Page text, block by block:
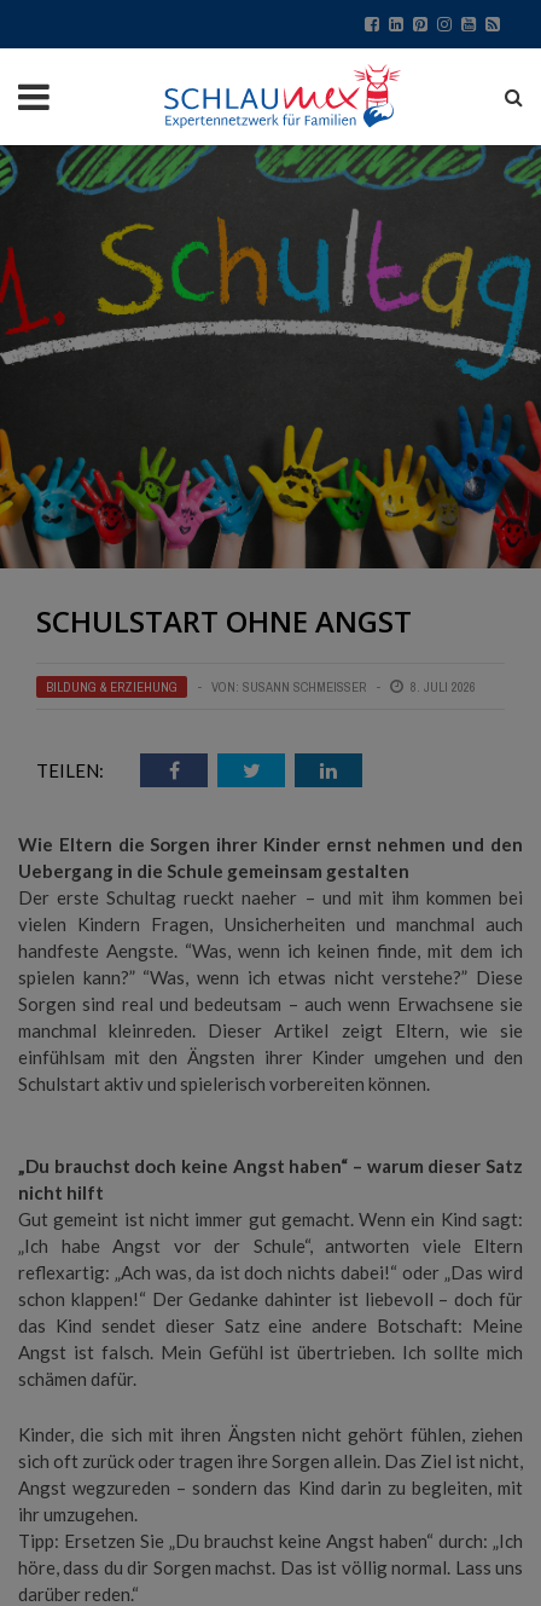
SCHULSTART OHNE ANGST
BILDUNG & ERZIEHUNG VON: SUSANN SCHMEISSER 8. JULI 2026
TEILEN:
Wie Eltern die Sorgen ihrer Kinder ernst nehmen und den
Uebergang in die Schule gemeinsam gestalten
Der erste Schultag rueckt naeher – und mit ihm kommen bei
vielen Kindern Fragen, Unsicherheiten und manchmal auch
handfeste Aengste. “Was, wenn ich keinen finde, mit dem ich
spielen kann?” “Was, wenn ich etwas nicht verstehe?” Diese
Sorgen sind real und bedeutsam – auch wenn Erwachsene sie
manchmal kleinreden. Dieser Artikel zeigt Eltern, wie sie
einfühlsam mit den Ängsten ihrer Kinder umgehen und den
Schulstart aktiv und spielerisch vorbereiten können.
„Du brauchst doch keine Angst haben“ – warum dieser Satz
nicht hilft
Gut gemeint ist nicht immer gut gemacht. Wenn ein Kind sagt:
„Ich habe Angst vor der Schule“, antworten viele Eltern
reflexartig: „Ach was, da ist doch nichts dabei!“ oder „Das wird
schon klappen!“ Der Gedanke dahinter ist liebevoll – doch für
das Kind sendet dieser Satz eine andere Botschaft: Meine
Angst ist falsch. Mein Gefühl ist übertrieben. Ich sollte mich
schämen dafür.
Kinder, die sich mit ihren Ängsten nicht gehört fühlen, ziehen
sich oft zurück oder tragen ihre Sorgen allein. Das Ziel ist nicht,
Angst wegzureden – sondern das Kind darin zu begleiten, mit
ihr umzugehen.
Tipp: Ersetzen Sie „Du brauchst keine Angst haben“ durch: „Ich
höre, dass du dir Sorgen machst. Das ist völlig normal. Lass uns
darüber reden.“